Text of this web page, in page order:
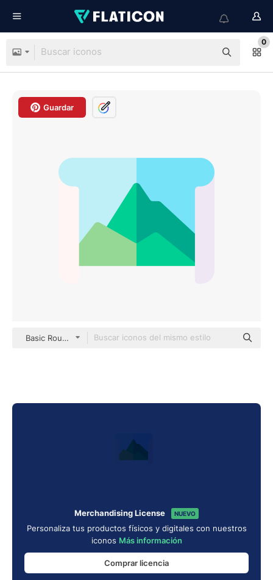
0
Guardar
Basic Rounded Flat
Merchandising License NUEVO
Personaliza tus productos físicos y digitales con nuestros
iconos Más información
Comprar licencia